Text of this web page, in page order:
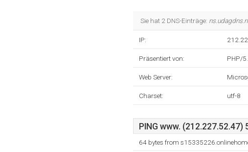
Sie hat 2 DNS-Einträge:
IP:
Präsentiert von: PHP/
Web Server:
Charset: utf-8
PING www.
64 bytes from